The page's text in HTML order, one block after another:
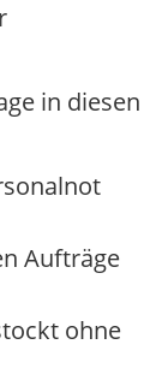
in diesen
Aufträge
ohne